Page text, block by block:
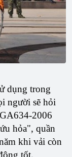
dụng trong
người sẽ hỏi
2006
hỏa", quần
khi vải còn
tốt.